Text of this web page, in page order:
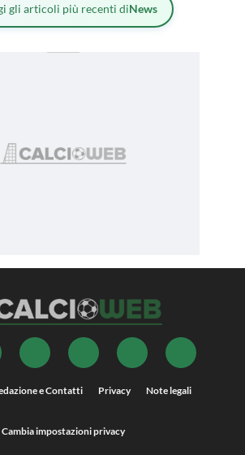
gli articoli più recenti diNews
e Contatti Privacy Note legali
Cambia impostazioni privacy